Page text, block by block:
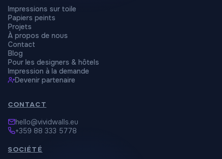
Impressions sur toile
Papiers peints
Projets
À propos de nous
Contact
Blog
Pour les designers & hôtels
Impression à la demande
Devenir partenaire
CONTACT
hello@vividwalls.eu
+359 88 333 5778
SOCIÉTÉ